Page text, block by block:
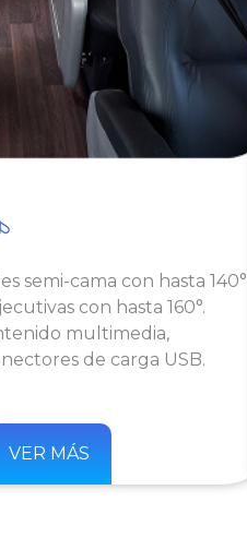
semi-cama con hasta 140°
con hasta 160°.
multimedia,
de carga USB.
VER MÁS